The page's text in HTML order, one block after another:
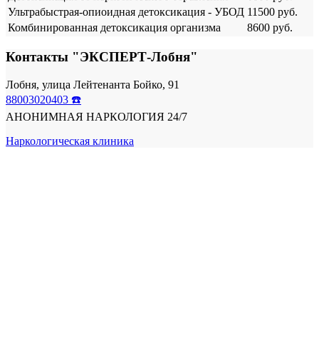
Ультрабыстрая-опиоидная детоксикация - УБОД 11500 руб.
Комбинированная детоксикация организма
8600 руб.
Контакты "ЭКСПЕРТ-Лобня"
Лобня, улица Лейтенанта Бойко, 91
88003020403 ☎️
АНОНИМНАЯ НАРКОЛОГИЯ 24/7
Наркологическая клиника